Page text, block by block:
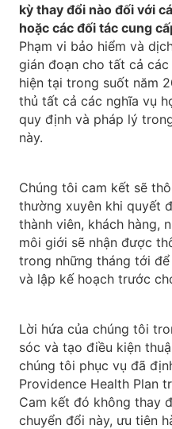
kỳ thay đổi nào đối với
hoặc các đối tác cung
Phạm vi bảo hiểm và
gián đoạn cho tất cả
hiện tại trong suốt năm
thủ tất cả các nghĩa vụ
quy định và pháp lý
này.
Chúng tôi cam kết sẽ
thường xuyên khi quyết
thành viên, khách hàng,
môi giới sẽ nhận được
trong những tháng tới
và lập kế hoạch trước
Lời hứa của chúng tôi
sóc và tạo điều kiện
chúng tôi phục vụ đã
Providence Health Plan
Cam kết đó không thay
chuyển đổi này, ưu tiên